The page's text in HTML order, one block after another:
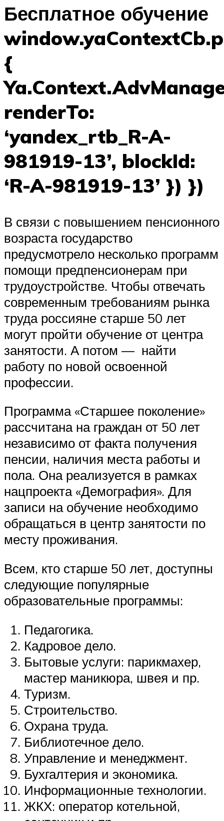
Бесплатное обучение
{
renderTo:
‘yandex_rtb_R-A-
981919-13’, blockId:
‘R-A-981919-13’ }) })
В связи с повышением пенсионного
возраста государство
предусмотрело несколько программ
помощи предпенсионерам при
трудоустройстве. Чтобы отвечать
современным требованиям рынка
труда россияне старше 50 лет
могут пройти обучение от центра
занятости. А потом — найти
работу по новой освоенной
профессии.
Программа «Старшее поколение»
рассчитана на граждан от 50 лет
независимо от факта получения
пенсии, наличия места работы и
пола. Она реализуется в рамках
нацпроекта «Демография». Для
записи на обучение необходимо
обращаться в центр занятости по
месту проживания.
Всем, кто старше 50 лет, доступны
следующие популярные
образовательные программы:
Педагогика.
Кадровое дело.
Бытовые услуги: парикмахер,
мастер маникюра, швея и пр.
Туризм.
Строительство.
Охрана труда.
Библиотечное дело.
Управление и менеджмент.
Бухгалтерия и экономика.
Информационные технологии.
ЖКХ: оператор котельной,